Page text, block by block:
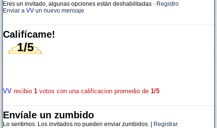
Eres un invitado, algunas opciones están deshabilitadas · Registro
Enviar a VV un nuevo mensaje
Califícame!
1/5
VV recibio 1 votos con una calificacion promedio de 1/5
Envíale un zumbido
Lo sentimos. Los invitados no pueden enviar zumbidos. | Registrar